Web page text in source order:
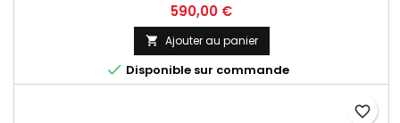
Prix
590,00 €
 Ajouter au panier
 Disponible sur commande
favorite_border